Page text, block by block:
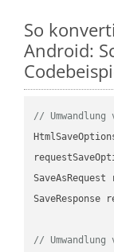
So
Android:
// Umwandlung
// Umwandlung